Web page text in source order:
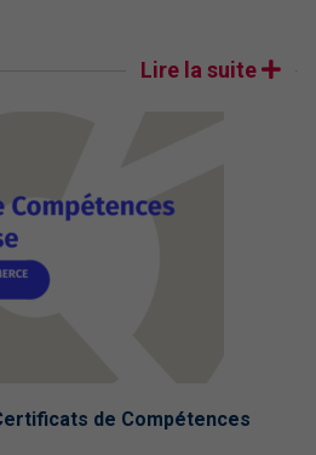
Lire la suite
de Compétences